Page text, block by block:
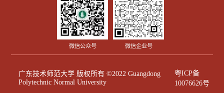
微信公众号 微信企业号
广东技术师范大学 版权所有 ©2022 Guangdong
Polytechnic Normal University
粤ICP备
10076626号